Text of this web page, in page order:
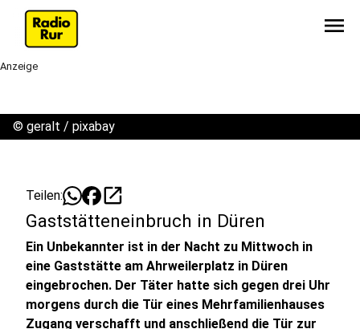
menu
Anzeige
© geralt / pixabay
Teilen: open_in_new
Gaststätteneinbruch in Düren
Ein Unbekannter ist in der Nacht zu Mittwoch in
eine Gaststätte am Ahrweilerplatz in Düren
eingebrochen. Der Täter hatte sich gegen drei Uhr
morgens durch die Tür eines Mehrfamilienhauses
Zugang verschafft und anschließend die Tür zur